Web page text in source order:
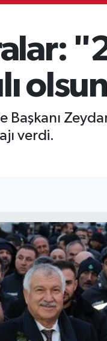
Başkanı
verdi.